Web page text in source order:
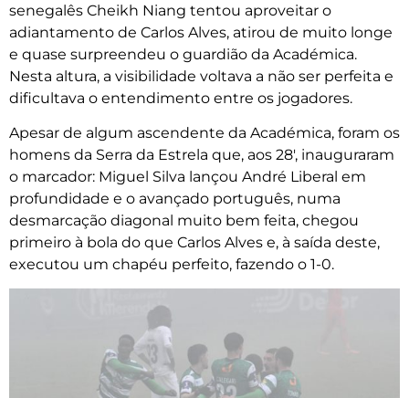
senegalês Cheikh Niang tentou aproveitar o
adiantamento de Carlos Alves, atirou de muito longe
e quase surpreendeu o guardião da Académica.
Nesta altura, a visibilidade voltava a não ser perfeita e
dificultava o entendimento entre os jogadores.
Apesar de algum ascendente da Académica, foram os
homens da Serra da Estrela que, aos 28′, inauguraram
o marcador: Miguel Silva lançou André Liberal em
profundidade e o avançado português, numa
desmarcação diagonal muito bem feita, chegou
primeiro à bola do que Carlos Alves e, à saída deste,
executou um chapéu perfeito, fazendo o 1-0.